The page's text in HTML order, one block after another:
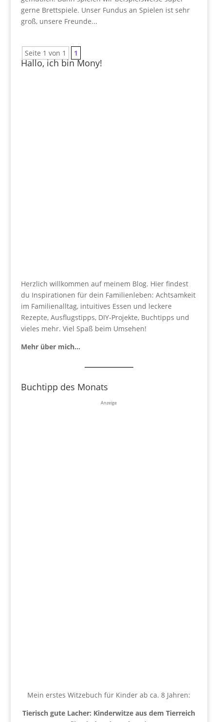
gerne Brettspiele. Unser Fundus an Spielen ist sehr
groß, unsere Freunde...
Seite 1 von 1 1
Hallo, ich bin Mony!
Herzlich willkommen auf meinem Blog. Hier findest
du Inspirationen für dein Familienleben: Achtsamkeit
im Familienalltag, intuitives Essen und leckere
Rezepte, Ausflugstipps, DIY-Projekte, Buchtipps und
vieles mehr. Viel Spaß beim Umsehen!
Mehr über mich…
Buchtipp des Monats
Anzeige
Mein erstes Witzebuch für Kinder ab ca. 8 Jahren:
Tierisch gute Lacher: Kinderwitze aus dem Tierreich